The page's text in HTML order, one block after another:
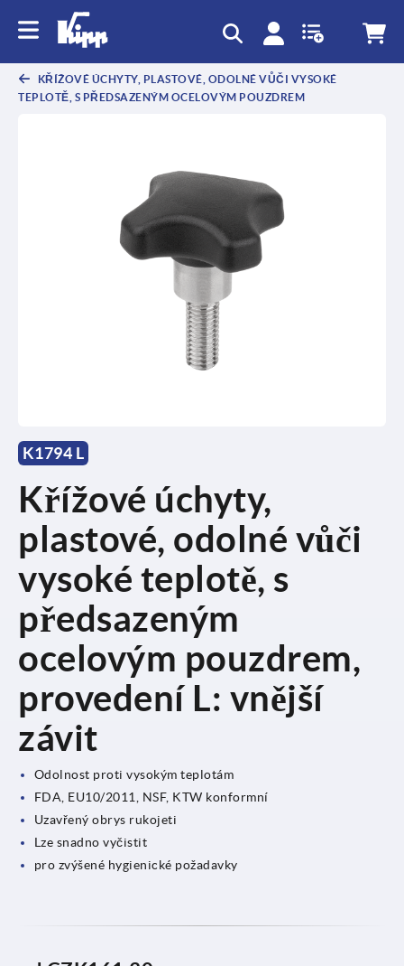
KŘÍŽOVÉ ÚCHYTY, PLASTOVÉ, ODOLNÉ VŮČI VYSOKÉ
TEPLOTĚ, S PŘEDSAZENÝM OCELOVÝM POUZDREM
K1794 L
Křížové úchyty,
plastové, odolné vůči
vysoké teplotě, s
předsazeným
ocelovým pouzdrem,
provedení L: vnější
závit
Odolnost proti vysokým teplotám
FDA, EU10/2011, NSF, KTW konformní
Uzavřený obrys rukojeti
Lze snadno vyčistit
pro zvýšené hygienické požadavky